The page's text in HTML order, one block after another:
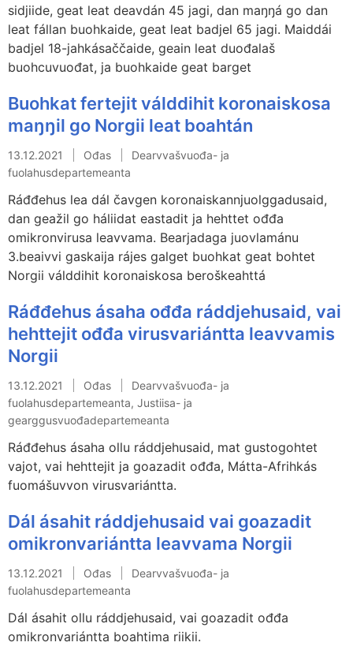
sidjiide, geat leat deavdán 45 jagi, dan maŋŋá go dan
leat fállan buohkaide, geat leat badjel 65 jagi. Maiddái
badjel 18-jahkásaččaide, geain leat duođalaš
buohcuvuođat, ja buohkaide geat barget
Buohkat fertejit válddihit koronaiskosa
maŋŋil go Norgii leat boahtán
13.12.2021 Ođas
Dearvvašvuođa- ja
fuolahusdepartemeanta
Ráđđehus lea dál čavgen koronaiskannjuolggadusaid,
dan geažil go háliidat eastadit ja hehttet ođđa
omikronvirusa leavvama. Bearjadaga juovlamánu
3.beaivvi gaskaija rájes galget buohkat geat bohtet
Norgii válddihit koronaiskosa beroškeahttá
Ráđđehus ásaha ođđa ráddjehusaid, vai
hehttejit ođđa virusvariántta leavvamis
Norgii
13.12.2021 Ođas
Dearvvašvuođa- ja
fuolahusdepartemeanta, Justiisa- ja
gearggusvuođadepartemeanta
Ráđđehus ásaha ollu ráddjehusaid, mat gustogohtet
vajot, vai hehttejit ja goazadit ođđa, Mátta-Afrihkás
fuomášuvvon virusvariántta.
Dál ásahit ráddjehusaid vai goazadit
omikronvariántta leavvama Norgii
13.12.2021 Ođas
Dearvvašvuođa- ja
fuolahusdepartemeanta
Dál ásahit ollu ráddjehusaid, vai goazadit ođđa
omikronvariántta boahtima riikii.